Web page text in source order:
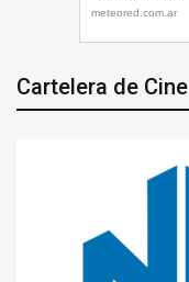
Cartelera de Cine